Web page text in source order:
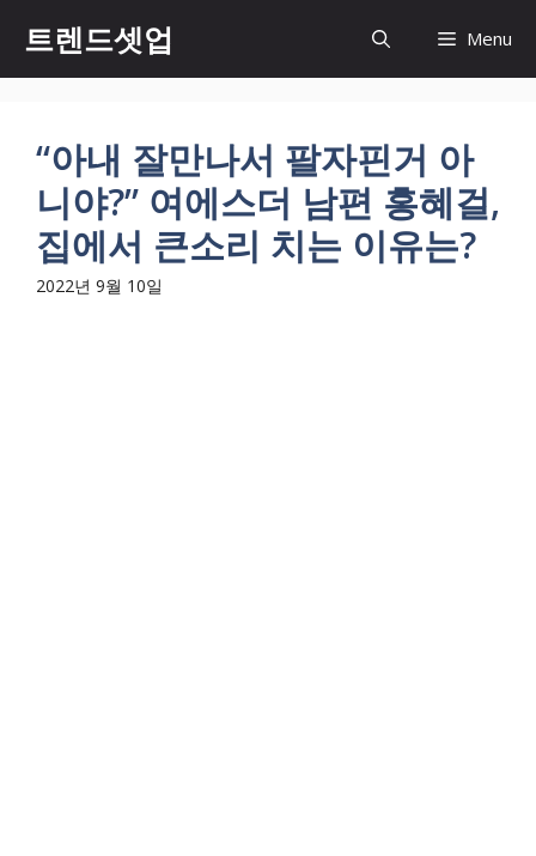
츠
트렌드셋업 Menu
“아내 잘만나서 팔자핀거 아
니야?” 여에스더 남편 홍혜걸,
집에서 큰소리 치는 이유는?
2022년 9월 10일